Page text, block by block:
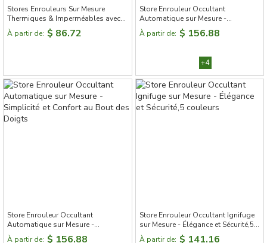
Stores Enrouleurs Sur Mesure
Thermiques & Imperméables avec
Coffre - Teinte Gris Foncé
À partir de: $ 86.72
Store Enrouleur Occultant
Automatique sur Mesure -
Simplicité et Confort au Bout des
Doigts
À partir de: $ 156.88
+4
Store Enrouleur Occultant
Automatique sur Mesure -
Simplicité et Confort au Bout des
À partir de: $ 156.88
Store Enrouleur Occultant Ignifuge
sur Mesure - Élégance et Sécurité,5
couleurs
À partir de: $ 141.16